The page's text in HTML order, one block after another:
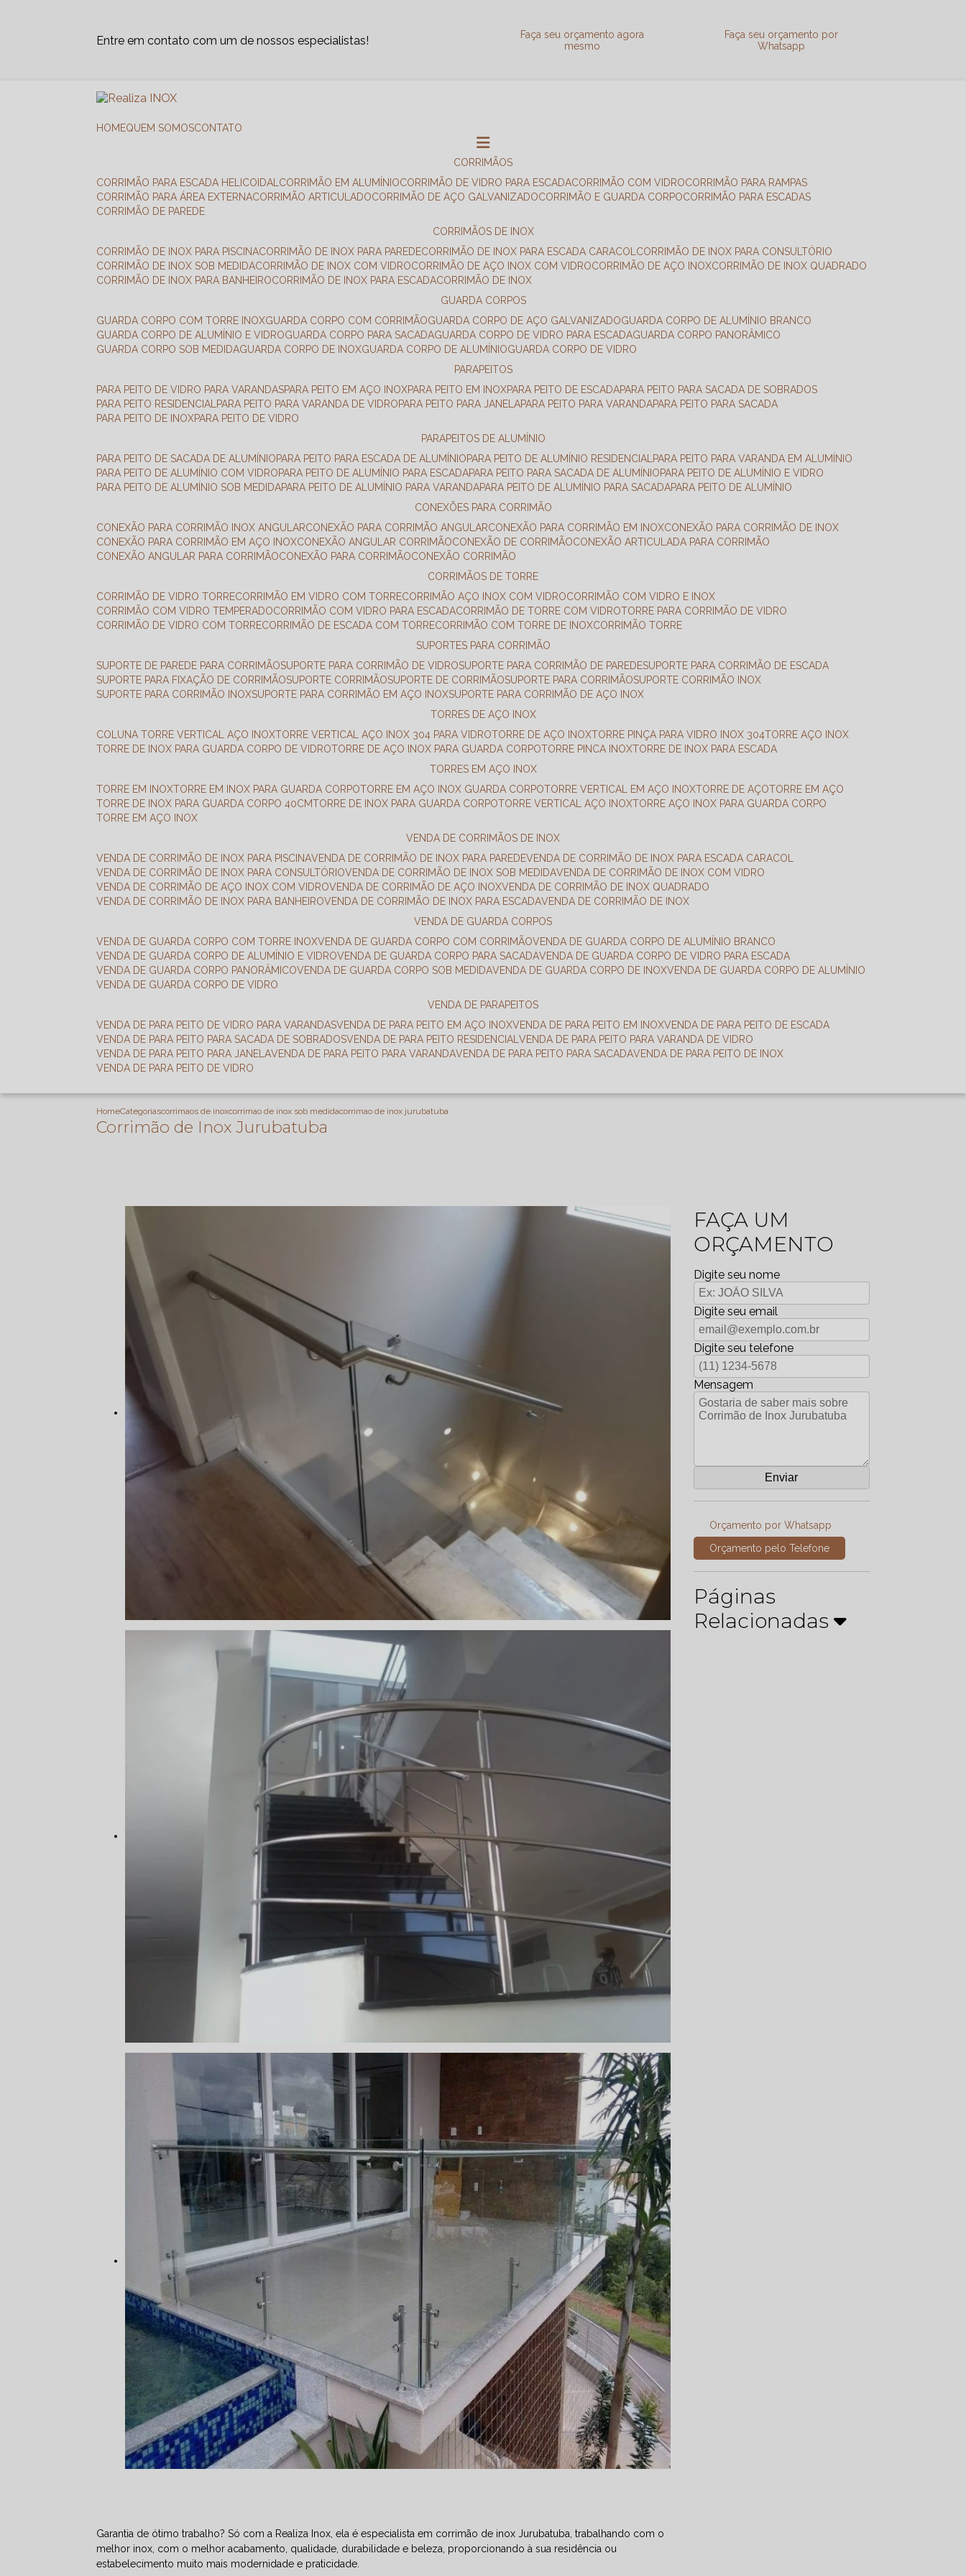
Entre em contato com um de nossos especialistas!
Faça seu orçamento agora
mesmo
Faça seu orçamento por
Whatsapp
HOME QUEM SOMOS CONTATO
CORRIMÃOS
CORRIMÃO PARA ESCADA HELICOIDAL
CORRIMÃO EM ALUMÍNIO CORRIMÃO DE VIDRO PARA ESCADA CORRIMÃO COM VIDRO
CORRIMÃO PARA RAMPAS
CORRIMÃO PARA ÁREA EXTERNA
CORRIMÃO ARTICULADO CORRIMÃO DE AÇO GALVANIZADO CORRIMÃO E GUARDA CORPO
CORRIMÃO PARA ESCADAS
CORRIMÃO DE PAREDE
CORRIMÃOS DE INOX
CORRIMÃO DE INOX PARA PISCINA
CORRIMÃO DE INOX PARA PAREDE CORRIMÃO DE INOX PARA ESCADA CARACOL
CORRIMÃO DE INOX PARA CONSULTÓRIO
CORRIMÃO DE INOX SOB MEDIDA
CORRIMÃO DE INOX COM VIDRO CORRIMÃO DE AÇO INOX COM VIDRO CORRIMÃO DE AÇO INOX
CORRIMÃO DE INOX QUADRADO
CORRIMÃO DE INOX PARA BANHEIRO
CORRIMÃO DE INOX PARA ESCADA
CORRIMÃO DE INOX
GUARDA CORPOS
GUARDA CORPO COM TORRE INOX
GUARDA CORPO COM CORRIMÃO GUARDA CORPO DE AÇO GALVANIZADO
GUARDA CORPO DE ALUMÍNIO BRANCO
GUARDA CORPO DE ALUMÍNIO E VIDRO
GUARDA CORPO PARA SACADA GUARDA CORPO DE VIDRO PARA ESCADA
GUARDA CORPO PANORÂMICO
GUARDA CORPO SOB MEDIDA
GUARDA CORPO DE INOX GUARDA CORPO DE ALUMÍNIO
GUARDA CORPO DE VIDRO
PARAPEITOS
PARA PEITO DE VIDRO PARA VARANDAS PARA PEITO EM AÇO INOX PARA PEITO EM INOX PARA PEITO DE ESCADA PARA PEITO PARA SACADA DE SOBRADOS
PARA PEITO RESIDENCIAL
PARA PEITO PARA VARANDA DE VIDRO PARA PEITO PARA JANELA PARA PEITO PARA VARANDA PARA PEITO PARA SACADA
PARA PEITO DE INOX PARA PEITO DE VIDRO
PARAPEITOS DE ALUMÍNIO
PARA PEITO DE SACADA DE ALUMÍNIO PARA PEITO PARA ESCADA DE ALUMÍNIO PARA PEITO DE ALUMÍNIO RESIDENCIAL
PARA PEITO PARA VARANDA EM ALUMÍNIO
PARA PEITO DE ALUMÍNIO COM VIDRO PARA PEITO DE ALUMÍNIO PARA ESCADA PARA PEITO PARA SACADA DE ALUMÍNIO PARA PEITO DE ALUMÍNIO E VIDRO
PARA PEITO DE ALUMÍNIO SOB MEDIDA PARA PEITO DE ALUMÍNIO PARA VARANDA PARA PEITO DE ALUMÍNIO PARA SACADA PARA PEITO DE ALUMÍNIO
CONEXÕES PARA CORRIMÃO
CONEXÃO PARA CORRIMÃO INOX ANGULAR
CONEXÃO PARA CORRIMÃO ANGULAR CONEXÃO PARA CORRIMÃO EM INOX
CONEXÃO PARA CORRIMÃO DE INOX
CONEXÃO PARA CORRIMÃO EM AÇO INOX
CONEXÃO ANGULAR CORRIMÃO CONEXÃO DE CORRIMÃO
CONEXÃO ARTICULADA PARA CORRIMÃO
CONEXÃO ANGULAR PARA CORRIMÃO
CONEXÃO PARA CORRIMÃO
CONEXÃO CORRIMÃO
CORRIMÃOS DE TORRE
CORRIMÃO DE VIDRO TORRE
CORRIMÃO EM VIDRO COM TORRE CORRIMÃO AÇO INOX COM VIDRO
CORRIMÃO COM VIDRO E INOX
CORRIMÃO COM VIDRO TEMPERADO
CORRIMÃO COM VIDRO PARA ESCADA CORRIMÃO DE TORRE COM VIDRO TORRE PARA CORRIMÃO DE VIDRO
CORRIMÃO DE VIDRO COM TORRE
CORRIMÃO DE ESCADA COM TORRE CORRIMÃO COM TORRE DE INOX
CORRIMÃO TORRE
SUPORTES PARA CORRIMÃO
SUPORTE DE PAREDE PARA CORRIMÃO
SUPORTE PARA CORRIMÃO DE VIDRO SUPORTE PARA CORRIMÃO DE PAREDE SUPORTE PARA CORRIMÃO DE ESCADA
SUPORTE PARA FIXAÇÃO DE CORRIMÃO
SUPORTE CORRIMÃO SUPORTE DE CORRIMÃO SUPORTE PARA CORRIMÃO
SUPORTE CORRIMÃO INOX
SUPORTE PARA CORRIMÃO INOX SUPORTE PARA CORRIMÃO EM AÇO INOX SUPORTE PARA CORRIMÃO DE AÇO INOX
TORRES DE AÇO INOX
COLUNA TORRE VERTICAL AÇO INOX TORRE VERTICAL AÇO INOX 304 PARA VIDRO TORRE DE AÇO INOX TORRE PINÇA PARA VIDRO INOX 304 TORRE AÇO INOX
TORRE DE INOX PARA GUARDA CORPO DE VIDRO TORRE DE AÇO INOX PARA GUARDA CORPO TORRE PINCA INOX TORRE DE INOX PARA ESCADA
TORRES EM AÇO INOX
TORRE EM INOX TORRE EM INOX PARA GUARDA CORPO TORRE EM AÇO INOX GUARDA CORPO TORRE VERTICAL EM AÇO INOX TORRE DE AÇO TORRE EM AÇO
TORRE DE INOX PARA GUARDA CORPO 40CM TORRE DE INOX PARA GUARDA CORPO TORRE VERTICAL AÇO INOX TORRE AÇO INOX PARA GUARDA CORPO
TORRE EM AÇO INOX
VENDA DE CORRIMÃOS DE INOX
VENDA DE CORRIMÃO DE INOX PARA PISCINA
VENDA DE CORRIMÃO DE INOX PARA PAREDE
VENDA DE CORRIMÃO DE INOX PARA ESCADA CARACOL
VENDA DE CORRIMÃO DE INOX PARA CONSULTÓRIO
VENDA DE CORRIMÃO DE INOX SOB MEDIDA
VENDA DE CORRIMÃO DE INOX COM VIDRO
VENDA DE CORRIMÃO DE AÇO INOX COM VIDRO
VENDA DE CORRIMÃO DE AÇO INOX
VENDA DE CORRIMÃO DE INOX QUADRADO
VENDA DE CORRIMÃO DE INOX PARA BANHEIRO
VENDA DE CORRIMÃO DE INOX PARA ESCADA
VENDA DE CORRIMÃO DE INOX
VENDA DE GUARDA CORPOS
VENDA DE GUARDA CORPO COM TORRE INOX
VENDA DE GUARDA CORPO COM CORRIMÃO
VENDA DE GUARDA CORPO DE ALUMÍNIO BRANCO
VENDA DE GUARDA CORPO DE ALUMÍNIO E VIDRO
VENDA DE GUARDA CORPO PARA SACADA
VENDA DE GUARDA CORPO DE VIDRO PARA ESCADA
VENDA DE GUARDA CORPO PANORÂMICO
VENDA DE GUARDA CORPO SOB MEDIDA VENDA DE GUARDA CORPO DE INOX
VENDA DE GUARDA CORPO DE ALUMÍNIO
VENDA DE GUARDA CORPO DE VIDRO
VENDA DE PARAPEITOS
VENDA DE PARA PEITO DE VIDRO PARA VARANDAS
VENDA DE PARA PEITO EM AÇO INOX VENDA DE PARA PEITO EM INOX
VENDA DE PARA PEITO DE ESCADA
VENDA DE PARA PEITO PARA SACADA DE SOBRADOS
VENDA DE PARA PEITO RESIDENCIAL
VENDA DE PARA PEITO PARA VARANDA DE VIDRO
VENDA DE PARA PEITO PARA JANELA
VENDA DE PARA PEITO PARA VARANDA VENDA DE PARA PEITO PARA SACADA
VENDA DE PARA PEITO DE INOX
VENDA DE PARA PEITO DE VIDRO
HomeCategoriascorrimaos de inoxcorrimao de inox sob medidacorrimao de inox jurubatuba
Corrimão de Inox Jurubatuba
Garantia de ótimo trabalho? Só com a Realiza Inox, ela é especialista em corrimão de inox Jurubatuba, trabalhando com o
melhor inox, com o melhor acabamento, qualidade, durabilidade e beleza, proporcionando à sua residência ou
estabelecimento muito mais modernidade e praticidade.
FAÇA UM
ORÇAMENTO
Digite seu nome
Digite seu email
Digite seu telefone
Mensagem
Orçamento por Whatsapp
Orçamento pelo Telefone
Páginas
Relacionadas